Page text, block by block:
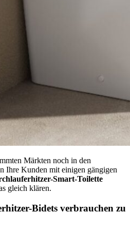
Märkten noch in den
Ihre Kunden mit einigen gängigen
Smart-Toilette
gleich klären.
Bidets verbrauchen zu